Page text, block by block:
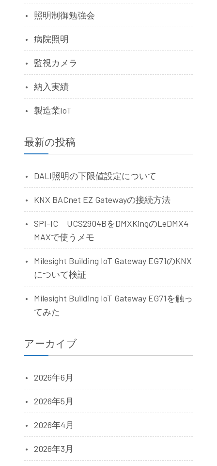
照明制御勉強会
病院照明
監視カメラ
納入実績
製造業IoT
最新の投稿
DALI照明の下限値設定について
KNX BACnet EZ Gatewayの接続方法
SPI-IC UCS2904BをDMXKingのLeDMX4
MAXで使うメモ
Milesight Building IoT Gateway EG71のKNX
について検証
Milesight Building IoT Gateway EG71を触っ
てみた
アーカイブ
2026年6月
2026年5月
2026年4月
2026年3月